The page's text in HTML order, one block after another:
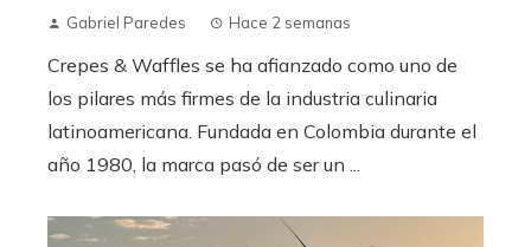
Gabriel Paredes Hace 2 semanas
Crepes & Waffles se ha afianzado como uno de
los pilares más firmes de la industria culinaria
latinoamericana. Fundada en Colombia durante el
año 1980, la marca pasó de ser un ...